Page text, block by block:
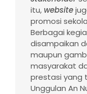
itu, website
promosi
Berbagai
disampaikan
maupun
masyarakat
prestasi yang
Unggulan An